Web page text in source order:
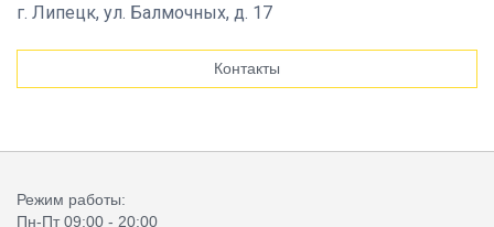
г. Липецк, ул. Балмочных, д. 17
Контакты
Режим работы:
Пн-Пт 09:00 - 20:00